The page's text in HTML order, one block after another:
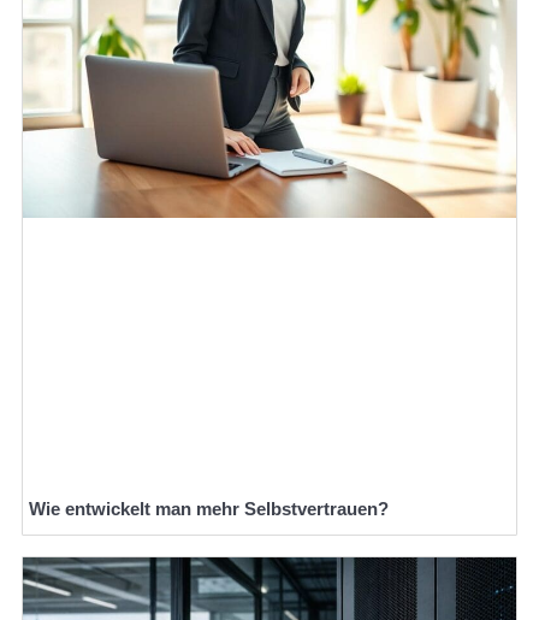
Wie entwickelt man mehr Selbstvertrauen?